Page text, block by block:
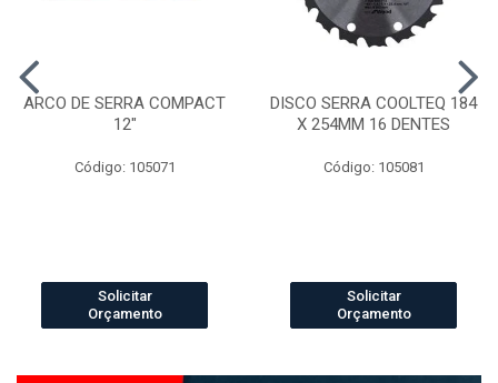
ARCO DE SERRA COMPACT
12"
Código: 105071
Solicitar
Orçamento
DISCO SERRA COOLTEQ 184
X 254MM 16 DENTES
Código: 105081
Solicitar
Orçamento